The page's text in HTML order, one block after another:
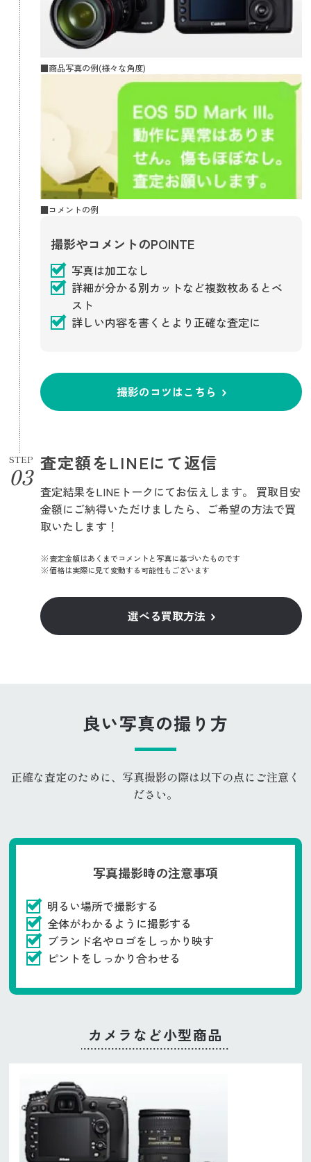
■商品写真の例(様々な角度)
■コメントの例
撮影やコメントのPOINTE
写真は加工なし
詳細が分かる別カットなど複数枚あるとベ
スト
詳しい内容を書くとより正確な査定に
撮影のコツはこちら
STEP 査定額をLINEにて返信
査定結果をLINEトークにてお伝えします。 買取目安
金額にご納得いただけましたら、ご希望の方法で買
取いたします！
査定金額はあくまでコメントと写真に基づいたものです
価格は実際に見て変動する可能性もございます
選べる買取方法
良い写真の撮り方
正確な査定のために、写真撮影の際は以下の点にご注意く
ださい。
写真撮影時の注意事項
明るい場所で撮影する
全体がわかるように撮影する
ブランド名やロゴをしっかり映す
ピントをしっかり合わせる
カメラなど小型商品